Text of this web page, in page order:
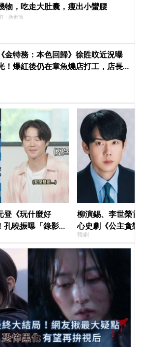
物，吃走大肚囊，瘦出小蠻腰
・新素簡
《金特務：本色回歸》徐貹旼近況曝
！爆紅後仍在章魚燒店打工，店長
登《玩什麼好
孔曉振曝「錄影後
能救你
柳演錫、李世榮
心史劇《公主貪
羅密歐與茱麗葉」
韓劇